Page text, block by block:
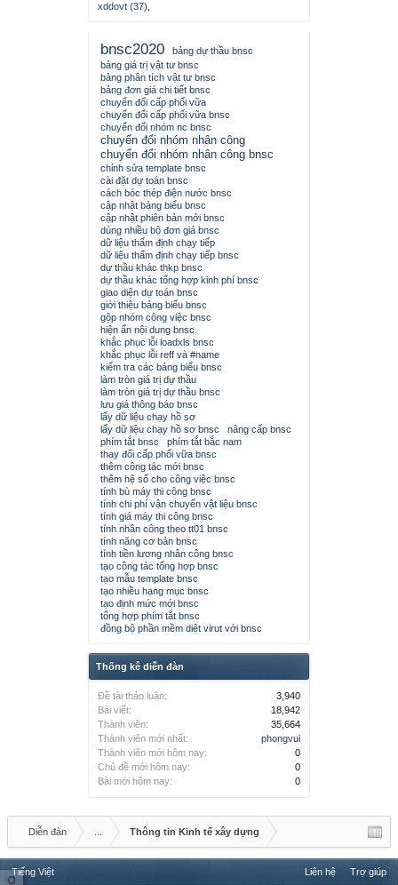
xddovt (37)
bnsc2020
bảng dự thầu bnsc
bảng giá trị vật tư bnsc
bảng phân tích vật tư bnsc
bảng đơn giá chi tiết bnsc
chuyển đổi cấp phối vữa
chuyển đổi cấp phối vữa bnsc
chuyển đổi nhóm nc bnsc
chuyển đổi nhóm nhân công
chuyển đổi nhóm nhân công bnsc
chỉnh sửa template bnsc
cài đặt dự toán bnsc
cách bóc thép điện nước bnsc
cập nhật bảng biểu bnsc
cập nhật phiên bản mới bnsc
dùng nhiều bộ đơn giá bnsc
dữ liệu thẩm định chạy tiếp
dữ liệu thẩm định chạy tiếp bnsc
dự thầu khác thkp bnsc
dự thầu khác tổng hợp kinh phí bnsc
giao diện dự toán bnsc
giới thiệu bảng biểu bnsc
gộp nhóm công việc bnsc
hiện ẩn nội dung bnsc
khắc phục lỗi loadxls bnsc
khắc phục lỗi reff và #name
kiểm tra các bảng biểu bnsc
làm tròn giá trị dự thầu
làm tròn giá trị dự thầu bnsc
lưu giá thông báo bnsc
lấy dữ liệu chạy hồ sơ
lấy dữ liệu chạy hồ sơ bnsc
nâng cấp bnsc
phím tắt bnsc
phím tắt bắc nam
thay đổi cấp phối vữa bnsc
thêm công tác mới bnsc
thêm hệ số cho công việc bnsc
tính bù máy thi công bnsc
tính chi phí vận chuyển vật liệu bnsc
tính giá máy thi công bnsc
tính nhân công theo tt01 bnsc
tính năng cơ bản bnsc
tính tiền lương nhân công bnsc
tạo công tác tổng hợp bnsc
tạo mẫu template bnsc
tạo nhiều hạng mục bnsc
tạo định mức mới bnsc
tổng hợp phím tắt bnsc
đồng bộ phần mềm diệt virut với bnsc
Thống kê diễn đàn
Đề tài thảo luận:
3,940
Bài viết:
18,942
Thành viên:
35,664
Thành viên mới nhất:
phongvui
Thành viên mới hôm nay:
0
Chủ đề mới hôm nay:
0
Bài mới hôm nay:
0
Diễn đàn Thông tin Kinh tế xây dựng
Tiếng Việt Liên hệ Trợ giúp